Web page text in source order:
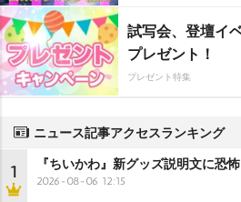
試写会、登壇イ
プレゼント！
プレゼント特集
ニュース記事アクセスランキング
1 『ちいかわ』新グッズ説明文に恐怖
2026-08-06 12:15